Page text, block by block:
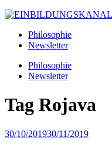
Philosophie
Newsletter
Philosophie
Newsletter
Tag Rojava
30/10/201930/11/2019